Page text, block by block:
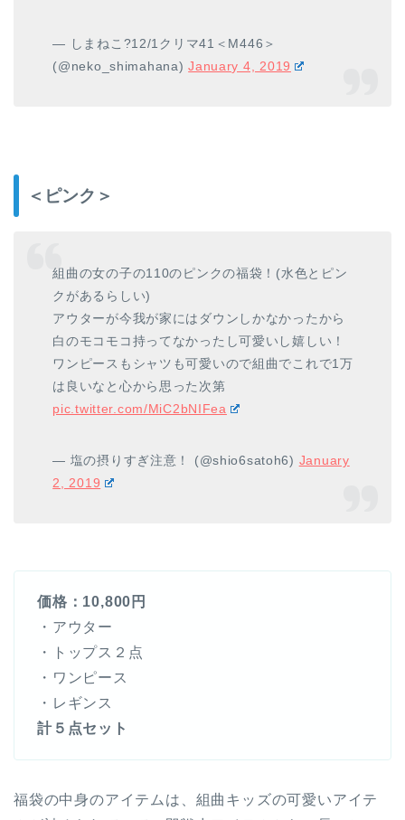
— しまねこ?12/1クリマ41＜M446＞
(@neko_shimahana)January 4, 2019
＜ピンク＞
組曲の女の子の110のピンクの福袋！(水色とピン
クがあるらしい)
アウターが今我が家にはダウンしかなかったから
白のモコモコ持ってなかったし可愛いし嬉しい！
ワンピースもシャツも可愛いので組曲でこれで1万
は良いなと心から思った次第
pic.twitter.com/MiC2bNIFea
— 塩の摂りすぎ注意！ (@shio6satoh6) January
2, 2019
価格：10,800円
・アウター
・トップス２点
・ワンピース
・レギンス
計５点セット
福袋の中身のアイテムは、組曲キッズの可愛いアイテ